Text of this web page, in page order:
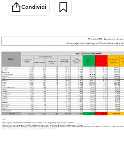
Internet
Economia
Sport
PODCAST
Condividi